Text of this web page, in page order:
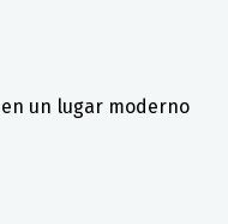
un lugar moderno